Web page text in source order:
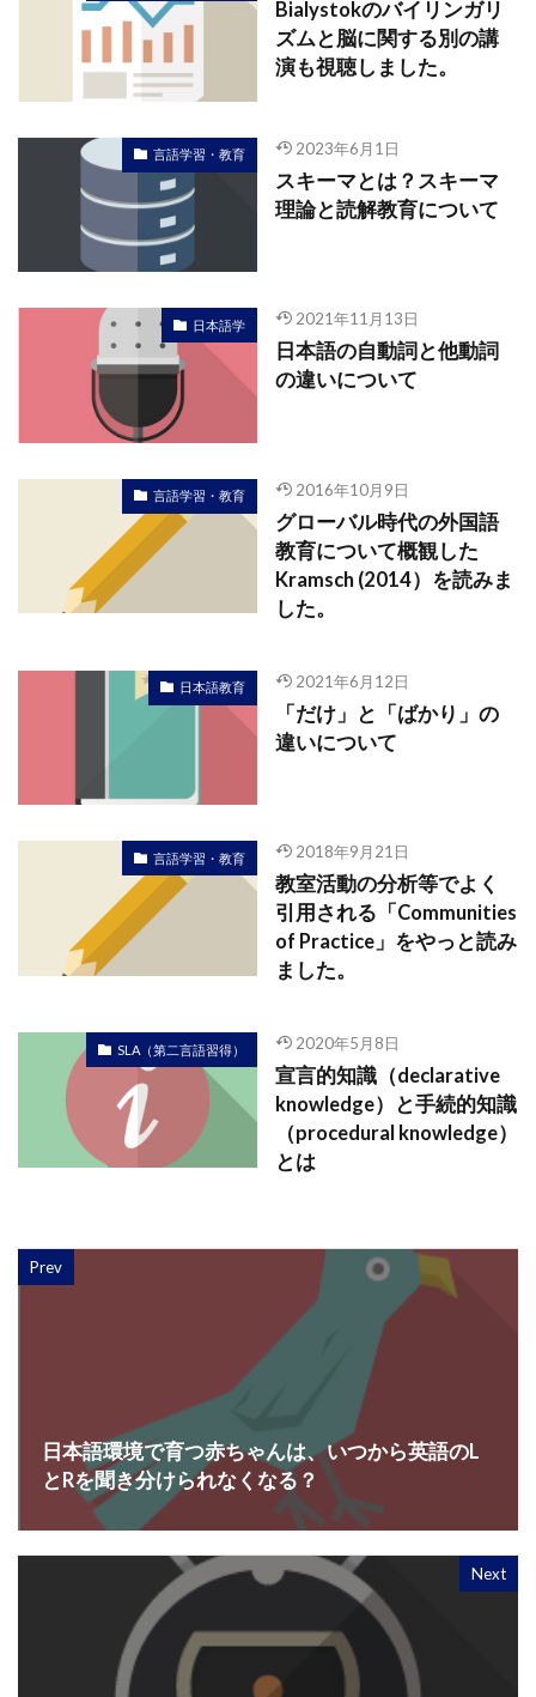
Bialystokのバイリンガリ
ズムと脳に関する別の講
演も視聴しました。
言語学習・教育 2023年6月1日
スキーマとは？スキーマ
理論と読解教育について
日本語学 2021年11月13日
日本語の自動詞と他動詞
の違いについて
言語学習・教育 2016年10月9日
グローバル時代の外国語
教育について概観した
Kramsch (2014）を読みま
した。
日本語教育 2021年6月12日
「だけ」と「ばかり」の
違いについて
言語学習・教育 2018年9月21日
教室活動の分析等でよく
引用される「Communities
of Practice」をやっと読み
ました。
SLA（第二言語習得） 2020年5月8日
宣言的知識（declarative
knowledge）と手続的知識
（procedural knowledge）
とは
Prev
日本語環境で育つ赤ちゃんは、いつから英語のL
とRを聞き分けられなくなる？
Next